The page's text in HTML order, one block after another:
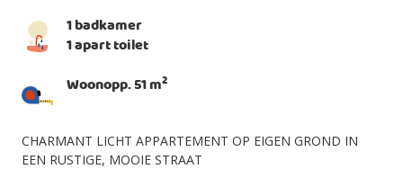
1 badkamer
1 apart toilet
Woonopp. 51 m2
CHARMANT LICHT APPARTEMENT OP EIGEN GROND IN
EEN RUSTIGE, MOOIE STRAAT